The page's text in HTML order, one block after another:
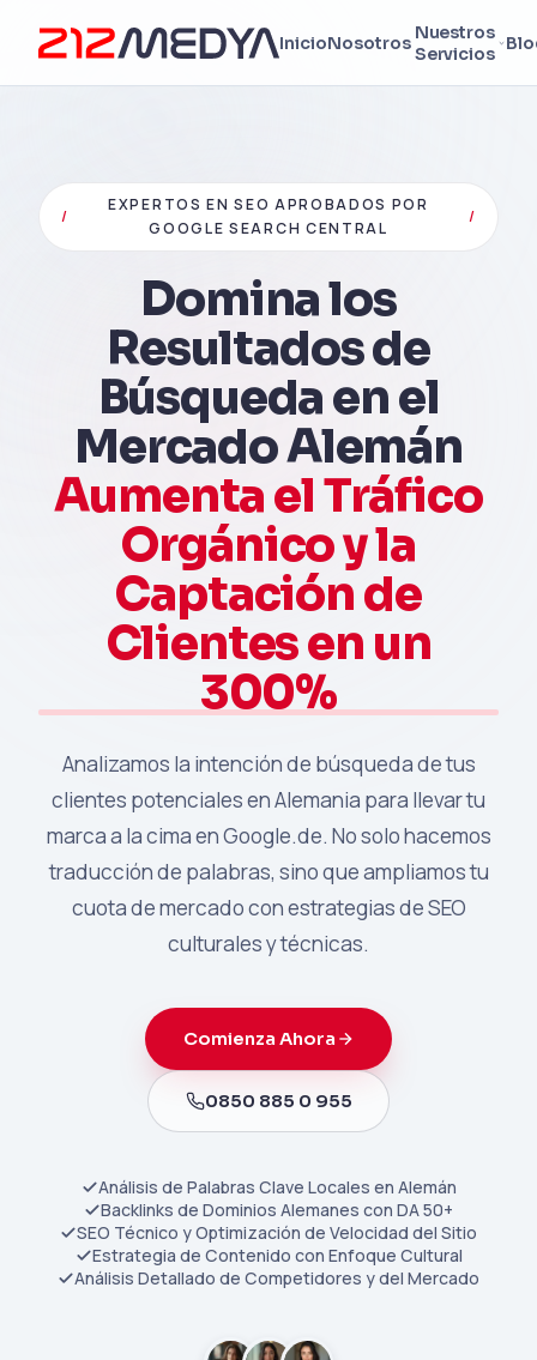
InicioNosotros Nuestros
Servicios
/
EXPERTOS EN SEO APROBADOS POR
GOOGLE SEARCH CENTRAL
/
Domina los
Resultados de
Búsqueda en el
Mercado Alemán
Aumenta el Tráfico
Orgánico y la
Captación de
Clientes en un
300%
Analizamos la intención de búsqueda de tus
clientes potenciales en Alemania para llevar tu
marca a la cima en Google.de. No solo hacemos
traducción de palabras, sino que ampliamos tu
cuota de mercado con estrategias de SEO
culturales y técnicas.
Comienza Ahora
0850 885 0 955
Análisis de Palabras Clave Locales en Alemán
Backlinks de Dominios Alemanes con DA 50+
SEO Técnico y Optimización de Velocidad del Sitio
Estrategia de Contenido con Enfoque Cultural
Análisis Detallado de Competidores y del Mercado